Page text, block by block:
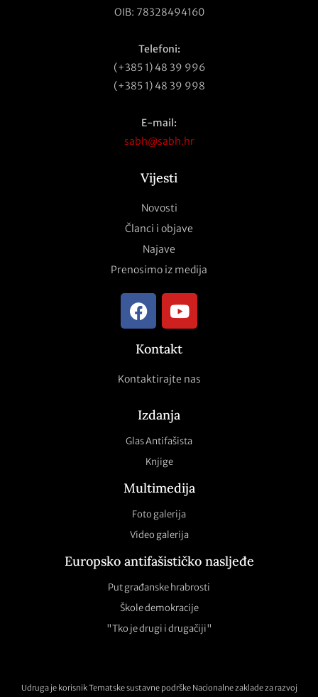
OIB: 78328494160
Telefoni:
(+385 1) 48 39 996
(+385 1) 48 39 998
E-mail:
sabh@sabh.hr
Vijesti
Novosti
Članci i objave
Najave
Prenosimo iz medija
Kontakt
Kontaktirajte nas
Izdanja
Glas Antifašista
Knjige
Multimedija
Foto galerija
Video galerija
Europsko antifašističko nasljeđe
Put građanske hrabrosti
Škole demokracije
"Tko je drugi i drugačiji"
Udruga je korisnik Tematske sustavne podrške Nacionalne zaklade za razvoj